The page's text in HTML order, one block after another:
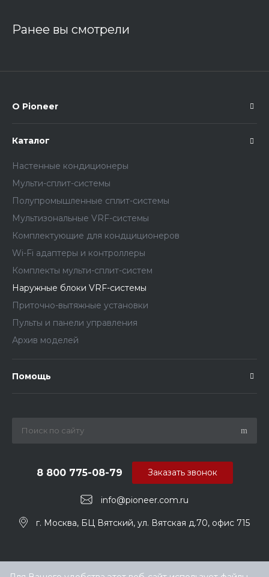
Ранее вы смотрели
О Pioneer
Каталог
Настенные кондиционеры
Мульти-сплит-системы
Полупромышленные сплит-системы
Мультизональные VRF-системы
Комплектующие для кондциционеров
Wi-Fi адаптеры и контроллеры
Комплекты мульти-сплит-систем
Наружные блоки VRF-системы
Приточно-вытяжные установки
Пульты и панели управления
Архив моделей
Помощь
info@pioneer.com.ru
8 800 775-08-79
г. Москва, БЦ Вятский, ул. Вятская д.70, офис 715
Заказать звонок